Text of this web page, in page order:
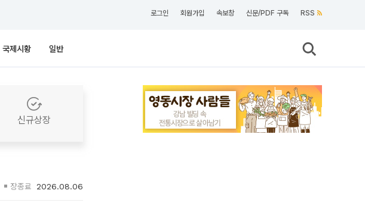
로그인 회원가입 속보창 신문/PDF 구독 RSS
국제시황 일반
신규상장
장종료 2026.08.06